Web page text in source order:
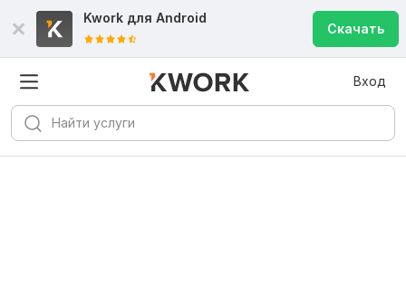
Kwork для Android
Скачать
Вход